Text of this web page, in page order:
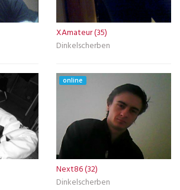
XAmateur (35)
Dinkelscherben
online
Next86 (32)
Dinkelscherben